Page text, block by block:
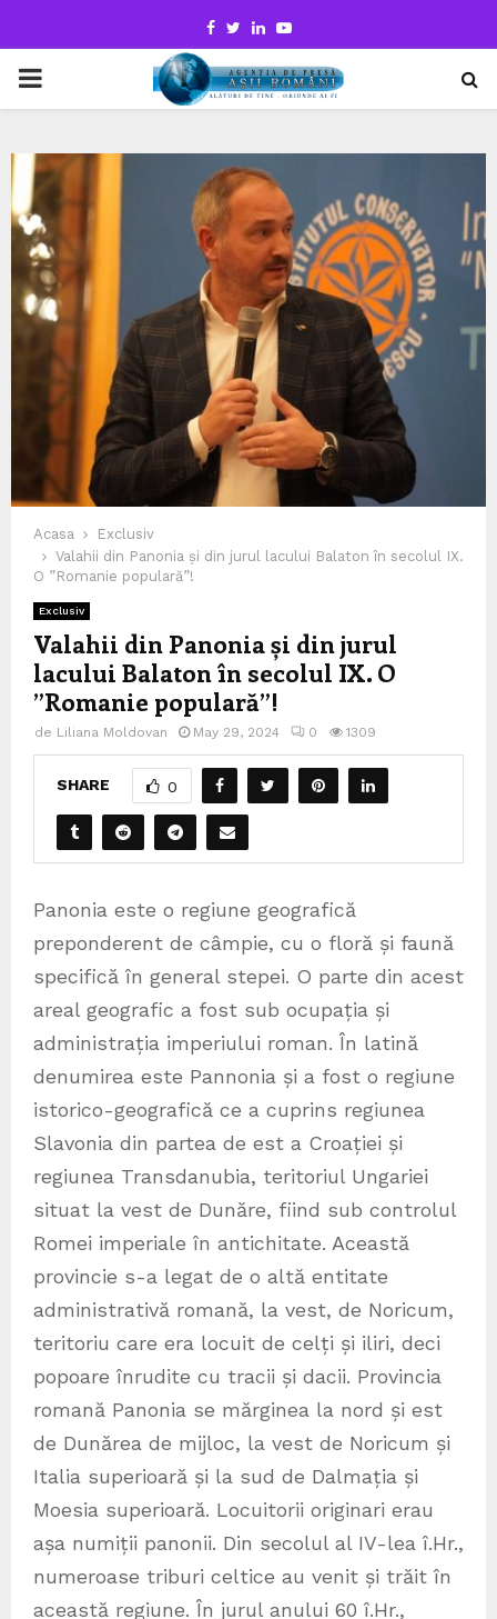
Facebook
TwitterLinkedinYoutube
PRIMARY
Acasa
Exclusiv
Valahii din Panonia și din jurul lacului Balaton în secolul IX.
O ”Romanie populară”!
Exclusiv
Valahii din Panonia și din jurul
lacului Balaton în secolul IX. O
”Romanie populară”!
de Liliana Moldovan May 29, 2024 0 1309
SHARE 0
Panonia este o regiune geografică
preponderent de câmpie, cu o floră și faună
specifică în general stepei. O parte din acest
areal geografic a fost sub ocupația și
administrația imperiului roman. În latină
denumirea este Pannonia și a fost o regiune
istorico-geografică ce a cuprins regiunea
Slavonia din partea de est a Croației și
regiunea Transdanubia, teritoriul Ungariei
situat la vest de Dunăre, fiind sub controlul
Romei imperiale în antichitate. Această
provincie s-a legat de o altă entitate
administrativă romană, la vest, de Noricum,
teritoriu care era locuit de celți și iliri, deci
popoare înrudite cu tracii și dacii. Provincia
romană Panonia se mărginea la nord și est
de Dunărea de mijloc, la vest de Noricum și
Italia superioară și la sud de Dalmația și
Moesia superioară. Locuitorii originari erau
așa numiții panonii. Din secolul al IV-lea î.Hr.,
numeroase triburi celtice au venit și trăit în
această regiune. În jurul anului 60 î.Hr.,